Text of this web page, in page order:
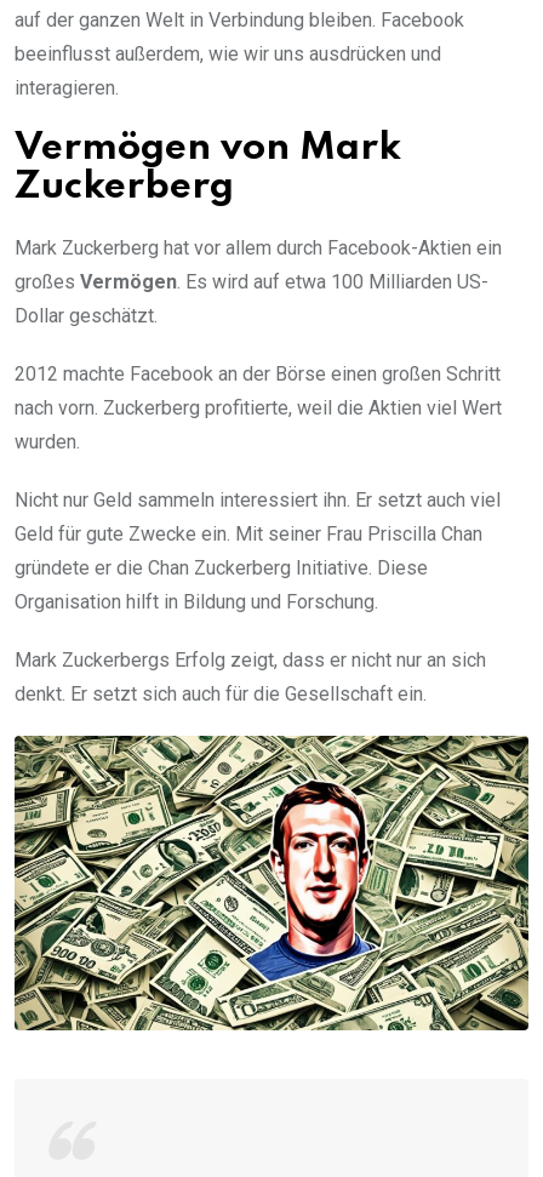
auf der ganzen Welt in Verbindung bleiben. Facebook
beeinflusst außerdem, wie wir uns ausdrücken und
interagieren.
Vermögen von Mark
Zuckerberg
Mark Zuckerberg hat vor allem durch Facebook-Aktien ein
großes Vermögen. Es wird auf etwa 100 Milliarden US-
Dollar geschätzt.
2012 machte Facebook an der Börse einen großen Schritt
nach vorn. Zuckerberg profitierte, weil die Aktien viel Wert
wurden.
Nicht nur Geld sammeln interessiert ihn. Er setzt auch viel
Geld für gute Zwecke ein. Mit seiner Frau Priscilla Chan
gründete er die Chan Zuckerberg Initiative. Diese
Organisation hilft in Bildung und Forschung.
Mark Zuckerbergs Erfolg zeigt, dass er nicht nur an sich
denkt. Er setzt sich auch für die Gesellschaft ein.